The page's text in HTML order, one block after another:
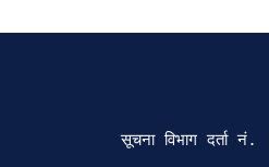
सूचना विभाग दर्ता‍